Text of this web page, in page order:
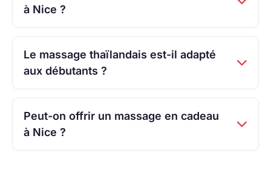
à Nice ?
Le massage thaïlandais est-il adapté
aux débutants ?
Peut-on offrir un massage en cadeau
à Nice ?